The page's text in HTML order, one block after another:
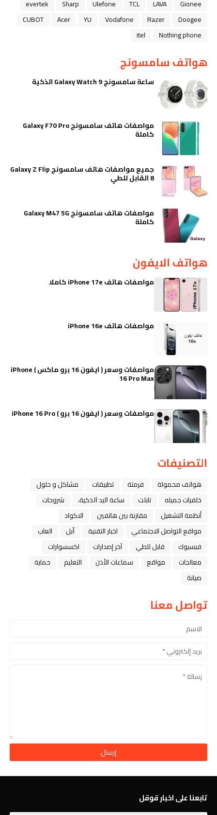
Gionee
LAVA
TCL
Ulefone
Sharp
evertek
Doogee
Razer
Vodafone
YU
Acer
CUBOT
Nothing phone
itel
هواتف سامسونج
ساعة سامسونج Galaxy Watch 9 الذكية
مواصفات هاتف سامسونج Galaxy F70 Pro
كاملة
جميع مواصفات هاتف سامسونج Galaxy Z Flip
8 القابل للطي
مواصفات هاتف سامسونج Galaxy M47 5G
كاملة
هواتف الايفون
مواصفات هاتف iPhone 17e كاملا
مواصفات هاتف iPhone 16e
مواصفات وسعر ( ايفون 16 برو ماكس ) iPhone
16 Pro Max
مواصفات وسعر ( ايفون 16 برو ) iPhone 16 Pro
التصنيفات
هواتف محمولة فرمتة تطبيقات
مشاكل و حلول
خلفيات جميله
تابلت ﺳﺎﻋﺔ ﺍﻟﻴﺪ ﺍﻟﺬﻛﻴﺔ،
شروحات
أنظمة التشغيل
مقارنة بين هاتفين
الاكواد
مواقع التواصل الاجتماعي
اخبار التقنية ﺁﺑﻞ
العاب
فيسبوك
قابل للطي آخر إصدارات
اكسسوارات
معالجات
مواقع سماعات الأذن التعليم
حماية
صيانة
تواصل معنا
تابعنا على اخبار قوقل